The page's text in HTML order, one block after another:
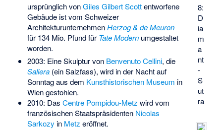
8:
D
ia
m
a
nt
-
S
ut
ra
ursprünglich vonGiles Gilbert Scottentworfene
Gebäude ist vom Schweizer
ArchitekturunternehmenHerzog & de Meuron
für 134 Mio. Pfund für Tate Modernumgestaltet
worden.
2003: Eine Skulptur von Benvenuto Cellini, die
Saliera(ein Salzfass), wird in der Nacht auf
Sonntag aus dem Kunsthistorischen Museum in
Wien gestohlen.
2010: Das Centre Pompidou-Metz wird vom
französischen Staatspräsidenten Nicolas
Sarkozy in Metz eröffnet.